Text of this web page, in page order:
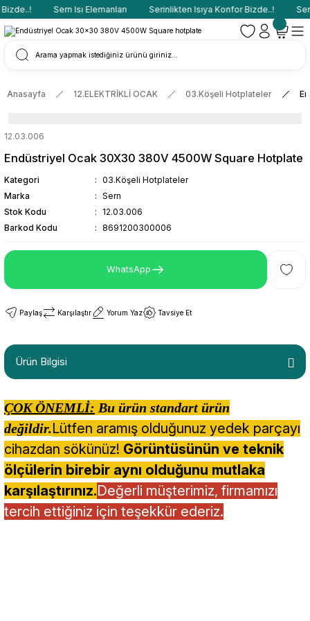
Sern Isı Elemanları Serinlikten Isıya Konfor Bizde..!
Anasayfa 12.ELEKTRİKLİ OCAK 03.Köşeli Hotplateler
12.03.006
Endüstriyel Ocak 30X30 380V 4500W Square Hotplate
Kategori
03.Köşeli Hotplateler
Marka
Sern
Stok Kodu
12.03.006
Barkod Kodu
8691200300006
WhatsApp
Paylaş Karşılaştır Yorum Yaz Tavsiye Et
Ürün Bilgisi
ÇOK ÖNEMLİ: Bu ürün standart ürün
değildir.Lütfen aramış olduğunuz yedek parçayı
cihazdan sökünüz! Görüntüsünün ve teknik
ölçülerin birebir aynı olduğunu mutlaka
karşılaştırınız.Değerli müşterimiz, firmamızı
tercih ettiğiniz için teşekkür ederiz.